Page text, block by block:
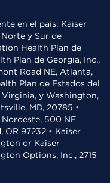
en el país: Kaiser
y Sur de
Health Plan de
Plan de Georgia, Inc.,
Road NE, Atlanta,
Plan de Estados del
y Washington,
MD, 20785 •
500 NE
OR 97232 • Kaiser
or Kaiser
Options, Inc., 2715